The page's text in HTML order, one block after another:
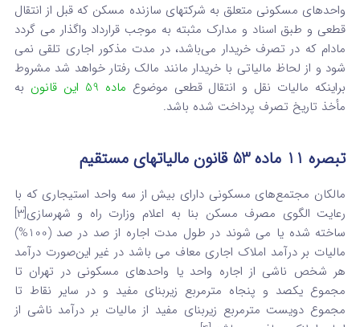
واحدهای مسکونی متعلق به شرکتهای سازنده مسکن که قبل از انتقال
قطعی و طبق اسناد و مدارک مثبته به موجب قرارداد واگذار می‌ گردد
مادام که در تصرف خریدار می‌باشد، در مدت مذکور اجاری تلقی نمی‌
شود و از لحاظ مالیاتی با خریدار مانند مالک رفتار خواهد شد مشروط
براینکه مالیات نقل و انتقال قطعی‌ موضوع ماده‌ 59 این قانون
به
مأخذ تاریخ تصرف پرداخت شده باشد.
تبصره ‌11 ماده 53 قانون مالیاتهای مستقیم
مالکان مجتمع‌های مسکونی دارای بیش از سه واحد استیجاری که با
رعایت الگوی مصرف مسکن بنا به اعلام وزارت راه و شهرسازی[3]
‌ساخته شده یا می‌ شوند در طول مدت اجاره از صد در صد (100%)
مالیات بر درآمد املاک اجاری معاف می‌ باشد در غیر این‌صورت درآمد
هر شخص‌ ناشی از اجاره واحد یا واحدهای مسکونی در تهران تا
مجموع یکصد و پنجاه مترمربع زیربنای مفید و در سایر نقاط تا
مجموع دویست مترمربع زیربنای‌ مفید از مالیات بر درآمد ناشی از